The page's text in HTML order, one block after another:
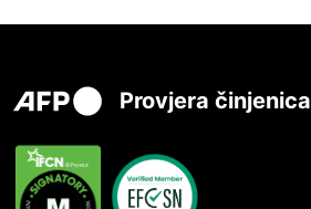
Provjera činjenica